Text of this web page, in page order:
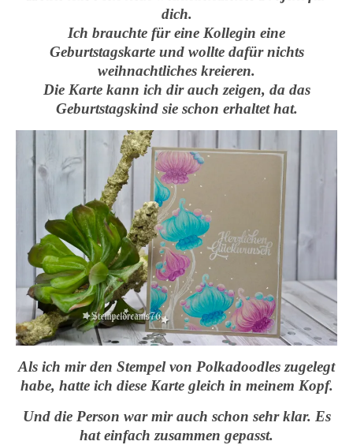
dich.
Ich brauchte für eine Kollegin eine
Geburtstagskarte und wollte dafür nichts
weihnachtliches kreieren.
Die Karte kann ich dir auch zeigen, da das
Geburtstagskind sie schon erhaltet hat.
Als ich mir den Stempel von Polkadoodles zugelegt
habe, hatte ich diese Karte gleich in meinem Kopf.
Und die Person war mir auch schon sehr klar. Es
hat einfach zusammen gepasst.